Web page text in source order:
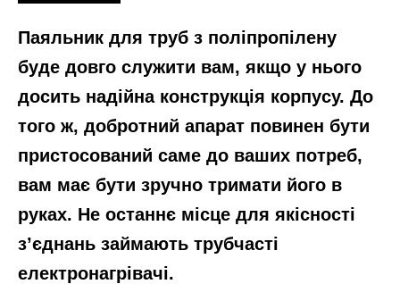
Паяльник для труб з поліпропілену
буде довго служити вам, якщо у нього
досить надійна конструкція корпусу. До
того ж, добротний апарат повинен бути
пристосований саме до ваших потреб,
вам має бути зручно тримати його в
руках. Не останнє місце для якісності
з’єднань займають трубчасті
електронагрівачі.